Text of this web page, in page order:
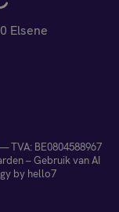
Elsene
TVA: BE0804588967
–Gebruik van AI
by hello7